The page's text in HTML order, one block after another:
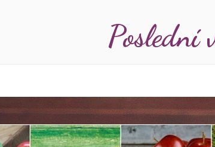
Poslední